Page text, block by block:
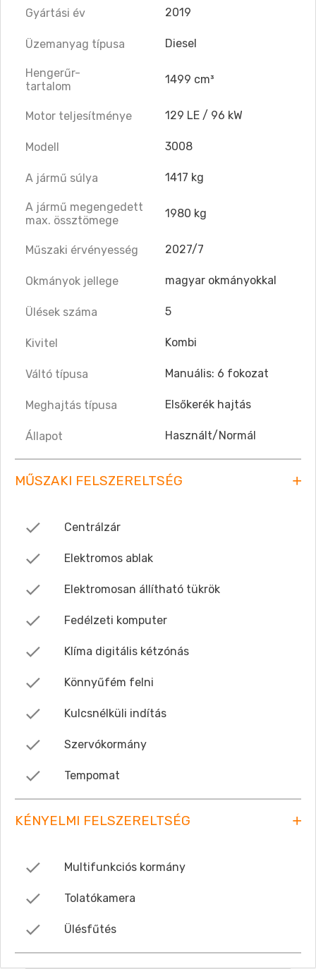
Gyártási év 2019
Üzemanyag típusa Diesel
Hengerűr-
tartalom
1499 cm³
Motor teljesítménye 129 LE / 96 kW
Modell 3008
A jármű súlya 1417 kg
A jármű megengedett
max. össztömege
1980 kg
Műszaki érvényesség 2027/7
Okmányok jellege magyar okmányokkal
Ülések száma 5
Kivitel Kombi
Váltó típusa Manuális: 6 fokozat
Meghajtás típusa Elsőkerék hajtás
Állapot Használt/Normál
MŰSZAKI FELSZERELTSÉG
Centrálzár
Elektromos ablak
Elektromosan állítható tükrök
Fedélzeti komputer
Klíma digitális kétzónás
Könnyűfém felni
Kulcsnélküli indítás
Szervókormány
Tempomat
KÉNYELMI FELSZERELTSÉG
Multifunkciós kormány
Tolatókamera
Ülésfűtés